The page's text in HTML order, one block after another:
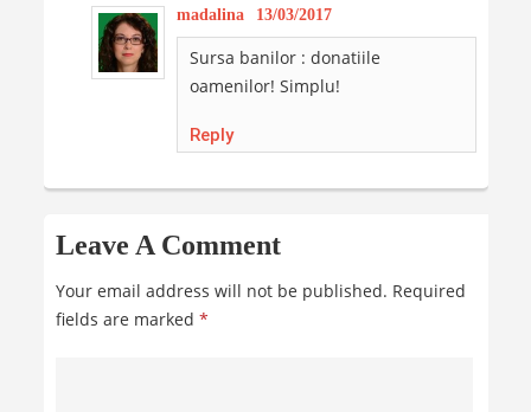
madalina 13/03/2017
Sursa banilor : donatiile
oamenilor! Simplu!
Reply
Leave A Comment
Your email address will not be published. Required
fields are marked *